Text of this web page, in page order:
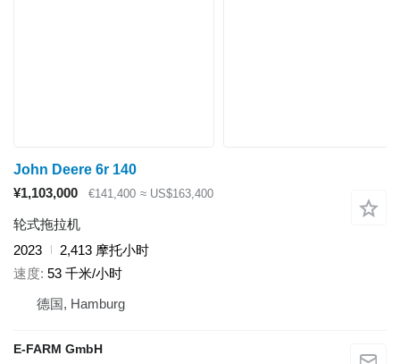
John Deere 6r 140
¥1,103,000
€141,400 ≈ US$163,400
轮式拖拉机
2023
2,413 摩托小时
速度 53 千米/小时
德国, Hamburg
E-FARM GmbH